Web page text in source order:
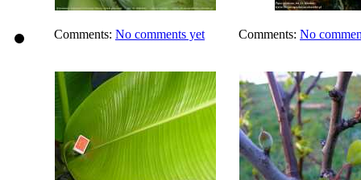
Comments: No comments yet Comments: No